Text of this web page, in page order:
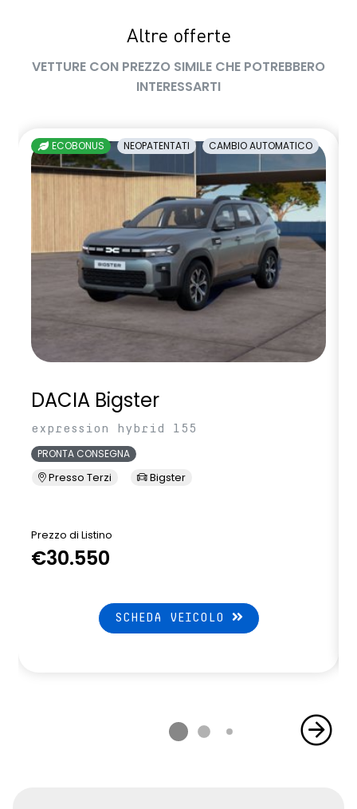
retrovisore interno fotocromatico
retrovisori esterni richiudibili elettricamente
sellerie in tessuto nero melange e tessuto nero titanio con
impunture giallo fresh
sensori di parcheggio anteriori/posteriori/laterali
shark antenna
sistema di controllo della pressione pneumatici indiretto
sistema di frenata d'emergenza attiva
sistema multimediale openR link 10.4" con Google integrato
volante in pelle
Altre offerte
VETTURE CON PREZZO SIMILE CHE POTREBBERO
INTERESSARTI
ECOBONUS NEOPATENTATI CAMBIO AUTOMATICO
DACIA Bigster
expression hybrid 155
PRONTA CONSEGNA
Presso Terzi Bigster
Prezzo di Listino
€30.550
SCHEDA VEICOLO